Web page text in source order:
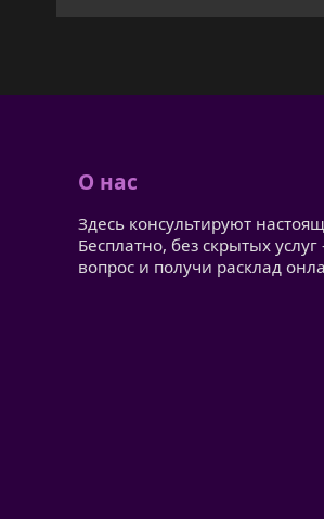
О нас
Здесь консультируют
Бесплатно, без скрытых
вопрос и получи расклад